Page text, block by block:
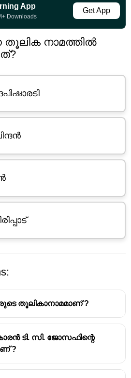
App
Downloads
Get App
തൂലിക നാമത്തിൽ
തൂലിക നാമത്തിൽ
- സി. ഗോവിന്ദപിഷാരടി
തൂലികാനാമമാണ് ?
ടി. സി. ജോസഫിന്റെ
?